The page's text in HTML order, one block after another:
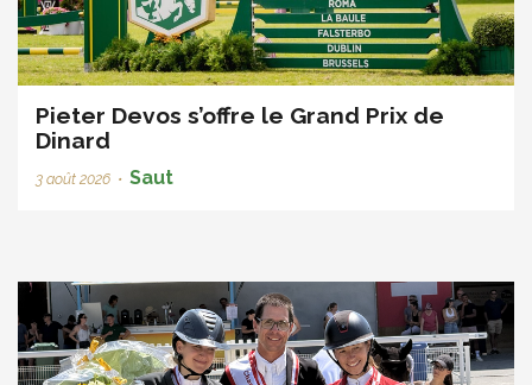
Pieter Devos s’offre le Grand Prix de
Dinard
3 août 2026 • Saut